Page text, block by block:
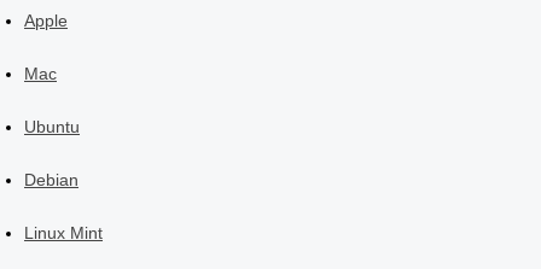
Apple
Mac
Ubuntu
Debian
Linux Mint